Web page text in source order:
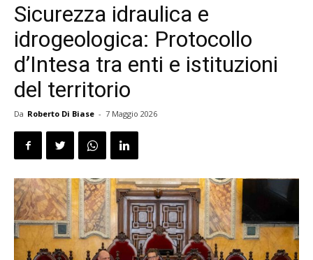
Sicurezza idraulica e
idrogeologica: Protocollo
d’Intesa tra enti e istituzioni
del territorio
Da Roberto Di Biase - 7 Maggio 2026